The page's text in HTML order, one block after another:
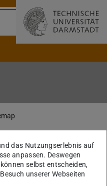
das Nutzungserlebnis auf
anpassen. Deswegen
selbst entscheiden,
unserer Webseiten